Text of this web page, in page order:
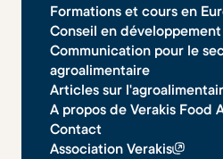
Formations et cours en
Conseil en
Communication pour le
agroalimentaire
Articles sur
A propos de Verakis Food
Contact
Association Verakis